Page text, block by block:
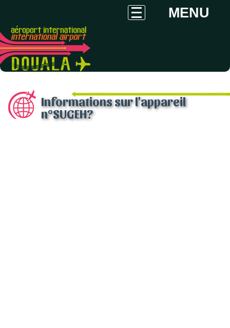
MENU
Informations sur l'appareil
n°SUGEH?